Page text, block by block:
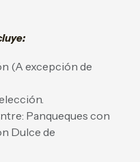
(A excepción de
Panqueques con
Dulce de